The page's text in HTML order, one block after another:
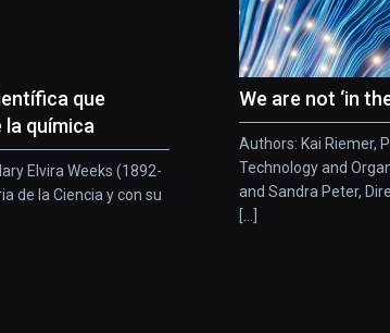
que
la química
Elvira Weeks (1892-
de la Ciencia y con su
We are not ‘in
Authors: Kai Riemer,
Technology and
and Sandra Peter,
[...]